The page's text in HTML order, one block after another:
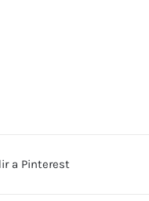
a Pinterest